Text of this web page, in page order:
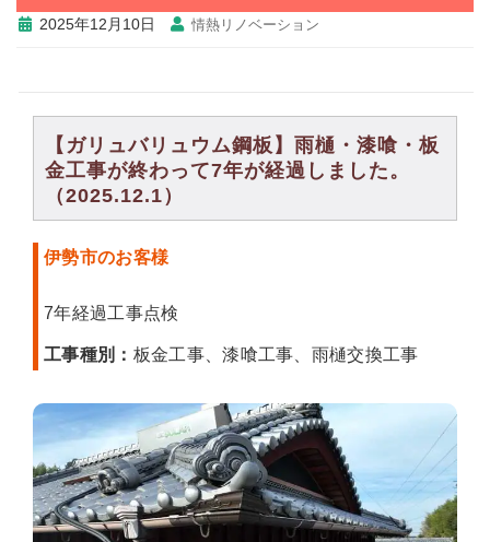
2025年12月10日 情熱リノベーション
【ガリュバリュウム鋼板】雨樋・漆喰・板
金工事が終わって7年が経過しました。
（2025.12.1）
伊勢市のお客様
7年経過工事点検
工事種別： 板金工事、漆喰工事、雨樋交換工事